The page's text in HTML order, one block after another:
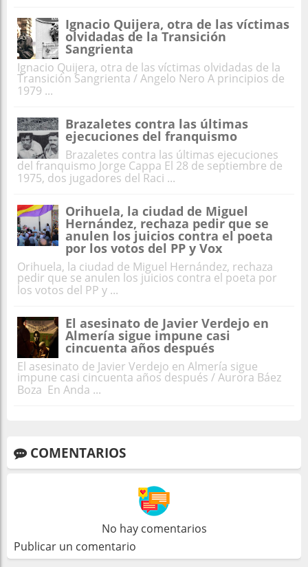
Ignacio Quijera, otra de las víctimas
olvidadas de la Transición
Sangrienta
Ignacio Quijera, otra de las víctimas olvidadas de la
Transición Sangrienta / Angelo Nero A principios de
1979 ...
Brazaletes contra las últimas
ejecuciones del franquismo
Brazaletes contra las últimas ejecuciones
del franquismo Jorge Cappa El 28 de septiembre de
1975, dos jugadores del Raci ...
Orihuela, la ciudad de Miguel
Hernández, rechaza pedir que se
anulen los juicios contra el poeta
por los votos del PP y Vox
Orihuela, la ciudad de Miguel Hernández, rechaza
pedir que se anulen los juicios contra el poeta por
los votos del PP y ...
El asesinato de Javier Verdejo en
Almería sigue impune casi
cincuenta años después
El asesinato de Javier Verdejo en Almería sigue
impune casi cincuenta años después / Aurora Báez
Boza En Anda ...
COMENTARIOS
No hay comentarios
Publicar un comentario